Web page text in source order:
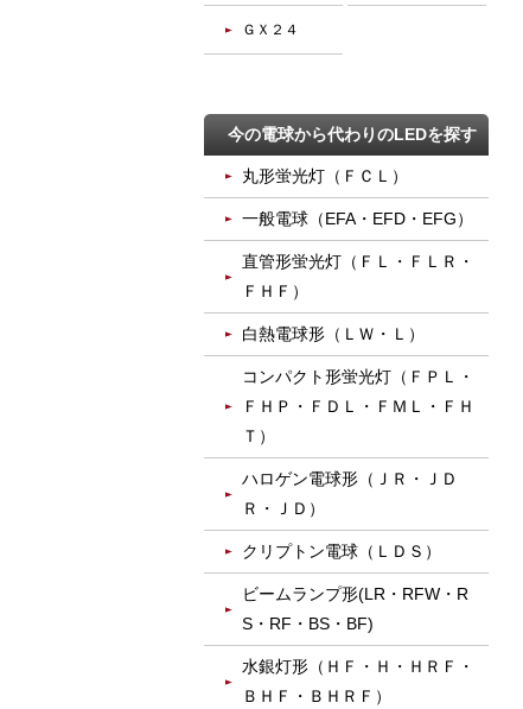
ＧＸ２４
今の電球から代わりのLEDを探す
丸形蛍光灯（ＦＣＬ）
一般電球（EFA・EFD・EFG）
直管形蛍光灯（ＦＬ・ＦＬＲ・
ＦＨＦ）
白熱電球形（ＬＷ・Ｌ）
コンパクト形蛍光灯（ＦＰＬ・
ＦＨＰ・ＦＤＬ・ＦＭＬ・ＦＨ
Ｔ）
ハロゲン電球形（ＪＲ・ＪＤ
Ｒ・ＪＤ）
クリプトン電球（ＬＤＳ）
ビームランプ形(LR・RFW・R
S・RF・BS・BF)
水銀灯形（ＨＦ・Ｈ・ＨＲＦ・
ＢＨＦ・ＢＨＲＦ）